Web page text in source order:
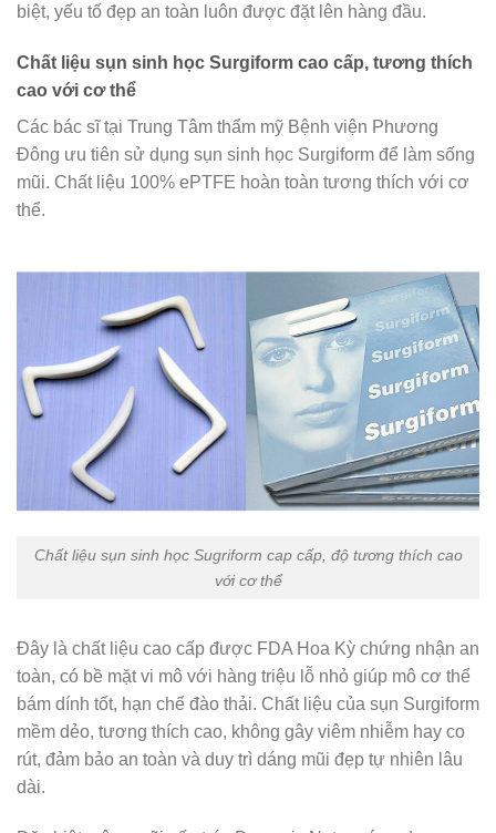
biệt, yếu tố đẹp an toàn luôn được đặt lên hàng đầu.
Chất liệu sụn sinh học Surgiform cao cấp, tương thích
cao với cơ thể
Các bác sĩ tại Trung Tâm thẩm mỹ Bệnh viện Phương
Đông ưu tiên sử dụng sụn sinh học Surgiform để làm sống
mũi. Chất liệu 100% ePTFE hoàn toàn tương thích với cơ
thể.
Chất liệu sụn sinh học Sugriform cap cấp, độ tương thích cao
với cơ thể
Đây là chất liệu cao cấp được FDA Hoa Kỳ chứng nhận an
toàn, có bề mặt vi mô với hàng triệu lỗ nhỏ giúp mô cơ thể
bám dính tốt, hạn chế đào thải. Chất liệu của sụn Surgiform
mềm dẻo, tương thích cao, không gây viêm nhiễm hay co
rút, đảm bảo an toàn và duy trì dáng mũi đẹp tự nhiên lâu
dài.